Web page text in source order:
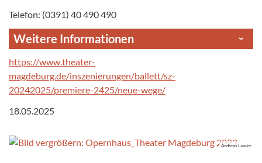
Telefon: (0391) 40 490 490
Weitere Informationen
https://www.theater-
magdeburg.de/inszenierungen/ballett/sz-
20242025/premiere-2425/neue-wege/
18.05.2025
Andreas Lander